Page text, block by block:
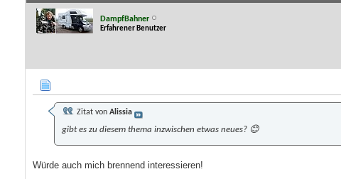
DampfBahner
Erfahrener Benutzer
Zitat von Alissia
gibt es zu diesem thema inzwischen etwas neues? 😊
Würde auch mich brennend interessieren!